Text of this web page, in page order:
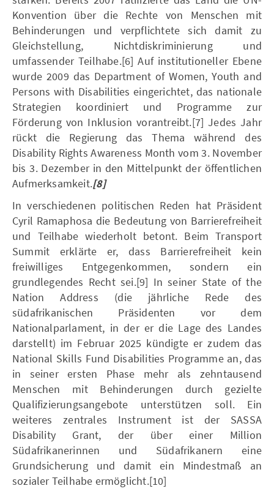
Konvention über die Rechte von Menschen mit
Behinderungen und verpflichtete sich damit zu
Gleichstellung, Nichtdiskriminierung und
umfassender Teilhabe.[6] Auf institutioneller Ebene
wurde 2009 das Department of Women, Youth and
Persons with Disabilities eingerichtet, das nationale
Strategien koordiniert und Programme zur
Förderung von Inklusion vorantreibt.[7] Jedes Jahr
rückt die Regierung das Thema während des
Disability Rights Awareness Month vom 3. November
bis 3. Dezember in den Mittelpunkt der öffentlichen
Aufmerksamkeit.[8]
In verschiedenen politischen Reden hat Präsident
Cyril Ramaphosa die Bedeutung von Barrierefreiheit
und Teilhabe wiederholt betont. Beim Transport
Summit erklärte er, dass Barrierefreiheit kein
freiwilliges Entgegenkommen, sondern ein
grundlegendes Recht sei.[9] In seiner State of the
Nation Address (die jährliche Rede des
südafrikanischen Präsidenten vor dem
Nationalparlament, in der er die Lage des Landes
darstellt) im Februar 2025 kündigte er zudem das
National Skills Fund Disabilities Programme an, das
in seiner ersten Phase mehr als zehntausend
Menschen mit Behinderungen durch gezielte
Qualifizierungsangebote unterstützen soll. Ein
weiteres zentrales Instrument ist der SASSA
Disability Grant, der über einer Million
Südafrikanerinnen und Südafrikanern eine
Grundsicherung und damit ein Mindestmaß an
sozialer Teilhabe ermöglicht.[10]